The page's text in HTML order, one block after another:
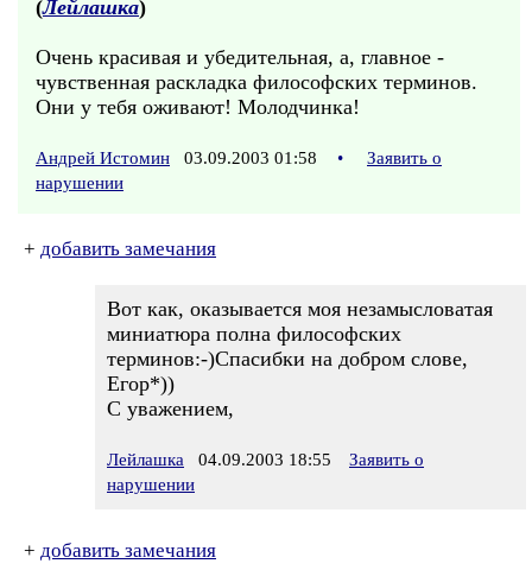
(Лейлашка)
Очень красивая и убедительная, а, главное -
чувственная раскладка философских терминов.
Они у тебя оживают! Молодчинка!
Андрей Истомин 03.09.2003 01:58 •
Заявить о
нарушении
+ добавить замечания
Вот как, оказывается моя незамысловатая
миниатюра полна философских
терминов:-)Спасибки на добром слове,
Егор*))
С уважением,
Лейлашка 04.09.2003 18:55
Заявить о
нарушении
+ добавить замечания